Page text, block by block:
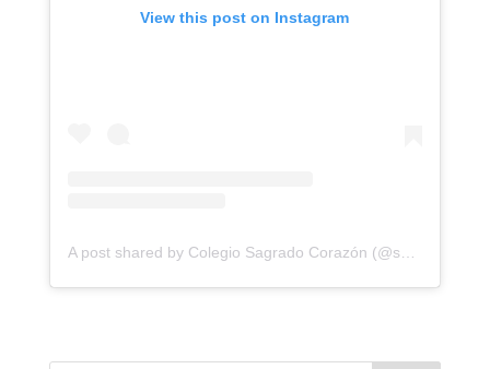
View this post on Instagram
A post shared by Colegio Sagrado Corazón (@sagradocorazonventa)